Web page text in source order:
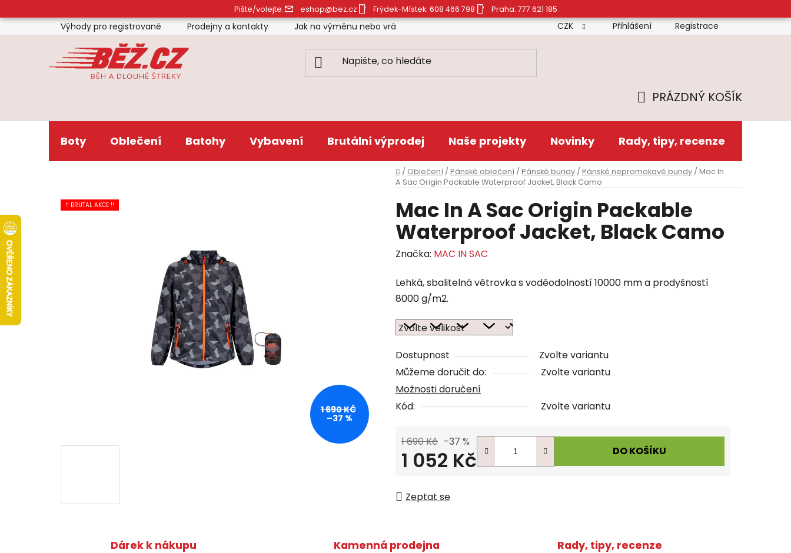
na
obsah
Pište/volejte: eshop@bez.cz Frýdek-Místek: 608 466 798 Praha: 777 621 185
Výhody pro registrované Prodejny a kontakty Jak na výměnu nebo vrácení zboží Doprava Platba Reklamační řád
CZK Přihlášení Registrace
KOŠÍK
PRÁZDNÝ KOŠÍK
Boty Oblečení Batohy Vybavení Brutální výprodej Naše projekty Novinky Rady, tipy, recenze
Domů
/ Oblečení / Pánské oblečení / Pánské bundy / Pánské nepromokavé bundy / Mac In
A Sac Origin Packable Waterproof Jacket, Black Camo
Mac In A Sac Origin Packable
Waterproof Jacket, Black Camo
Značka: MAC IN SAC
Lehká, sbalitelná větrovka s voděodolností 10000 mm a prodyšností
8000 g/m2.
Dostupnost
Zvolte variantu
Můžeme doručit do:
Zvolte variantu
Možnosti doručení
Kód:
Zvolte variantu
1 690 Kč –37 %
1 052 Kč DO KOŠÍKU
Zeptat se
!! BRUTAL AKCE !!
1 690 KČ
–37 %
Dárek k nákupu Kamenná prodejna Rady, tipy, recenze